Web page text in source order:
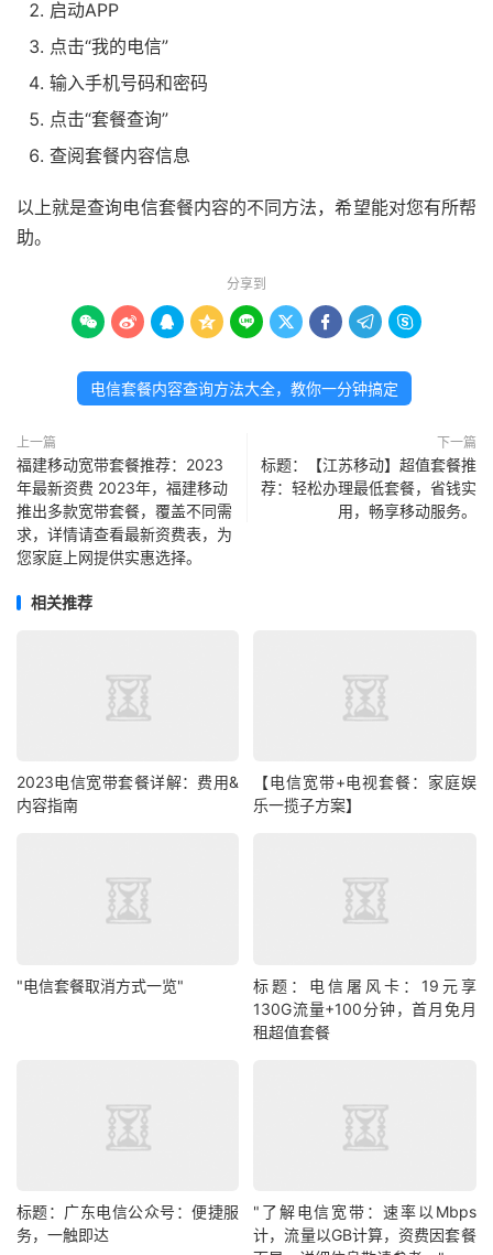
启动APP
点击“我的电信”
输入手机号码和密码
点击“套餐查询”
查阅套餐内容信息
以上就是查询电信套餐内容的不同方法，希望能对您有所帮
助。
分享到
        
电信套餐内容查询方法大全，教你一分钟搞定
上一篇
福建移动宽带套餐推荐：2023
年最新资费 2023年，福建移动
推出多款宽带套餐，覆盖不同需
求，详情请查看最新资费表，为
您家庭上网提供实惠选择。
下一篇
标题：【江苏移动】超值套餐推
荐：轻松办理最低套餐，省钱实
用，畅享移动服务。
相关推荐
2023电信宽带套餐详解：费用&
内容指南
【电信宽带+电视套餐：家庭娱
乐一揽子方案】
"电信套餐取消方式一览"
标题：电信屠风卡：19元享
130G流量+100分钟，首月免月
租超值套餐
标题：广东电信公众号：便捷服
务，一触即达
"了解电信宽带：速率以Mbps
计，流量以GB计算，资费因套餐